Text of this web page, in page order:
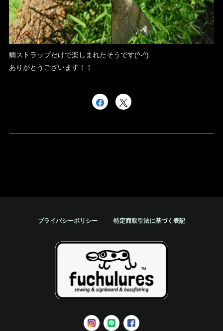
鯛ストラップだけで楽しまれたそうです(^-^)
ありがとうございます！！
プライバシーポリシー 特定商取引法に基づく表記